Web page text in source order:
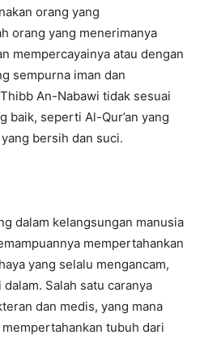
orang yang
orang yang menerimanya
mempercayainya atau dengan
sempurna iman dan
An-Nabawi tidak sesuai
baik, seperti Al-Qur’an yang
bersih dan suci.
dalam kelangsungan manusia
mempertahankan
yang selalu mengancam,
Salah satu caranya
dan medis, yang mana
tubuh dari